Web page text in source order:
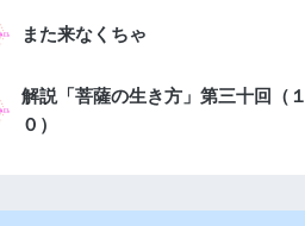
また来なくちゃ
解説「菩薩の生き方」第三十回（１
０）